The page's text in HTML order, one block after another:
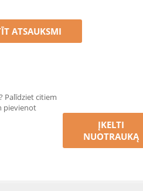
ATSAUKSMI
Palīdziet citiem
pievienot
ĮKELTI
NUOTRAUKĄ